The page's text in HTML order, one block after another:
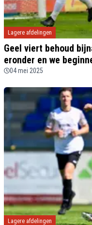
Lagere afdelingen
Geel viert behoud
eronder en we
04 mei 2025
Lagere afdelingen